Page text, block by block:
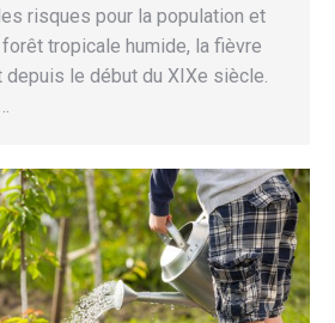
risques pour la population et
tropicale humide, la fièvre
depuis le début du XIXe siècle.